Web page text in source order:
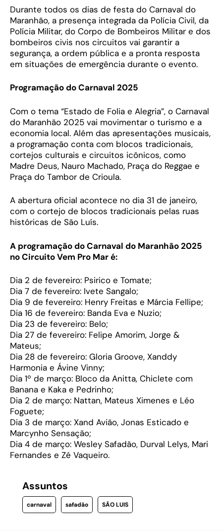
Durante todos os dias de festa do Carnaval do
Maranhão, a presença integrada da Polícia Civil, da
Polícia Militar, do Corpo de Bombeiros Militar e dos
bombeiros civis nos circuitos vai garantir a
segurança, a ordem pública e a pronta resposta
em situações de emergência durante o evento.
Programação do Carnaval 2025
Com o tema “Estado de Folia e Alegria”, o Carnaval
do Maranhão 2025 vai movimentar o turismo e a
economia local. Além das apresentações musicais,
a programação conta com blocos tradicionais,
cortejos culturais e circuitos icônicos, como
Madre Deus, Nauro Machado, Praça do Reggae e
Praça do Tambor de Crioula.
A abertura oficial acontece no dia 31 de janeiro,
com o cortejo de blocos tradicionais pelas ruas
históricas de São Luís.
A programação do Carnaval do Maranhão 2025
no Circuito Vem Pro Mar é:
Dia 2 de fevereiro: Psirico e Tomate;
Dia 7 de fevereiro: Ivete Sangalo;
Dia 9 de fevereiro: Henry Freitas e Márcia Fellipe;
Dia 16 de fevereiro: Banda Eva e Nuzio;
Dia 23 de fevereiro: Belo;
Dia 27 de fevereiro: Felipe Amorim, Jorge &
Mateus;
Dia 28 de fevereiro: Gloria Groove, Xanddy
Harmonia e Ávine Vinny;
Dia 1º de março: Bloco da Anitta, Chiclete com
Banana e Kaka e Pedrinho;
Dia 2 de março: Nattan, Mateus Ximenes e Léo
Foguete;
Dia 3 de março: Xand Avião, Jonas Esticado e
Marcynho Sensação;
Dia 4 de março: Wesley Safadão, Durval Lelys, Mari
Fernandes e Zé Vaqueiro.
Assuntos
carnaval safadão SÃO LUIS